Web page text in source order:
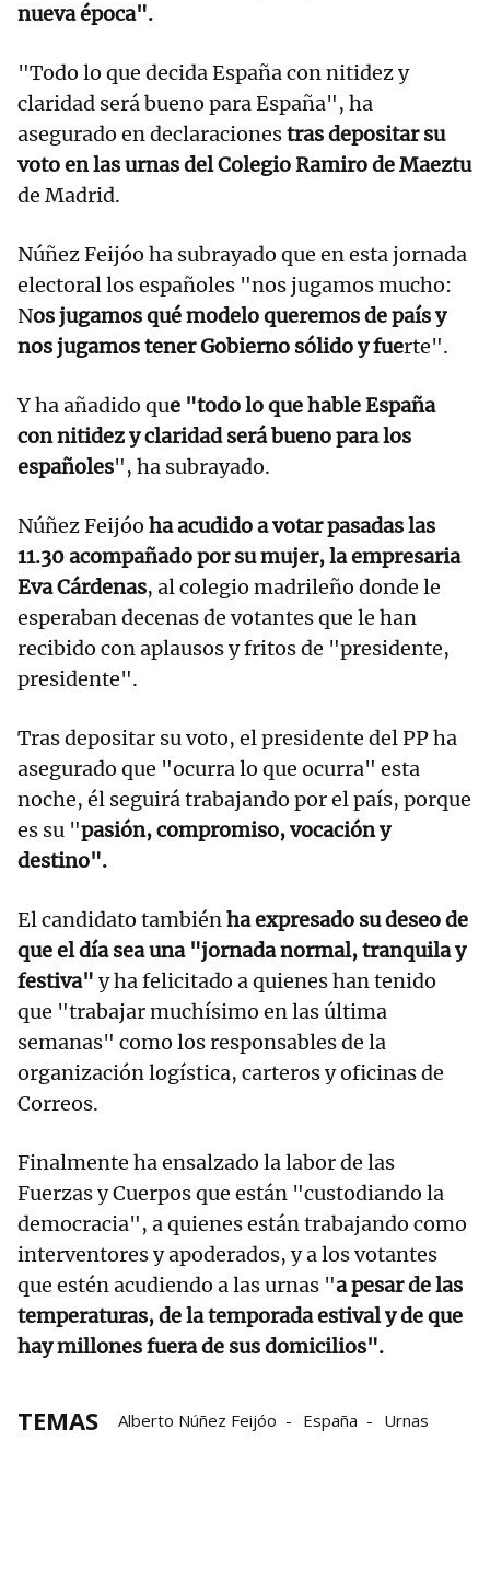
nueva época".
"Todo lo que decida España con nitidez y
claridad será bueno para España", ha
asegurado en declaracionestras depositar su
voto en las urnas del Colegio Ramiro de Maeztu
de Madrid.
Núñez Feijóo ha subrayado que en esta jornada
electoral los españoles "nos jugamos mucho:
Nos jugamos qué modelo queremos de país y
nos jugamos tener Gobierno sólido y fuerte".
Y ha añadido que "todo lo que hable España
con nitidez y claridad será bueno para los
españoles", ha subrayado.
Núñez Feijóo ha acudido a votar pasadas las
11.30 acompañado por su mujer, la empresaria
Eva Cárdenas, al colegio madrileño donde le
esperaban decenas de votantes que le han
recibido con aplausos y fritos de "presidente,
presidente".
Tras depositar su voto, el presidente del PP ha
asegurado que "ocurra lo que ocurra" esta
noche, él seguirá trabajando por el país, porque
es su "pasión, compromiso, vocación y
destino".
El candidato tambiénha expresado su deseo de
que el día sea una "jornada normal, tranquila y
festiva" y ha felicitado a quienes han tenido
que "trabajar muchísimo en las última
semanas" como los responsables de la
organización logística, carteros y oficinas de
Correos.
Finalmente ha ensalzado la labor de las
Fuerzas y Cuerpos que están "custodiando la
democracia", a quienes están trabajando como
interventores y apoderados, y a los votantes
que estén acudiendo a las urnas "a pesar de las
temperaturas, de la temporada estival y de que
hay millones fuera de sus domicilios".
TEMAS Alberto Núñez Feijóo España Urnas